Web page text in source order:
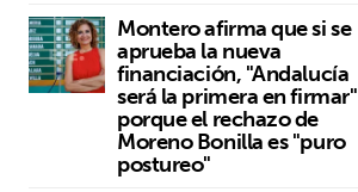
Montero afirma que si se
aprueba la nueva
financiación, "Andalucía
será la primera en firmar"
porque el rechazo de
Moreno Bonilla es "puro
postureo"